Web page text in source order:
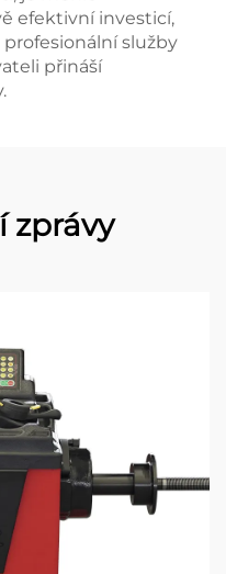
efektivní investicí,
služby
přináší
zprávy